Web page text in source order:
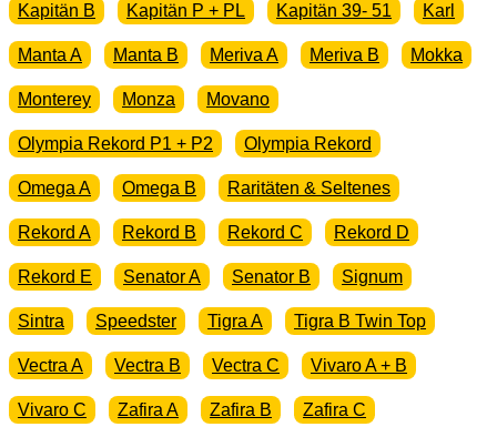
Kapitän B Kapitän P + PL Kapitän 39- 51 Karl
Manta A Manta B Meriva A Meriva B Mokka
Monterey Monza Movano
Olympia Rekord P1 + P2 Olympia Rekord
Omega A Omega B Raritäten & Seltenes
Rekord A Rekord B Rekord C Rekord D
Rekord E Senator A Senator B Signum
Sintra Speedster Tigra A Tigra B Twin Top
Vectra A Vectra B Vectra C Vivaro A + B
Vivaro C Zafira A Zafira B Zafira C